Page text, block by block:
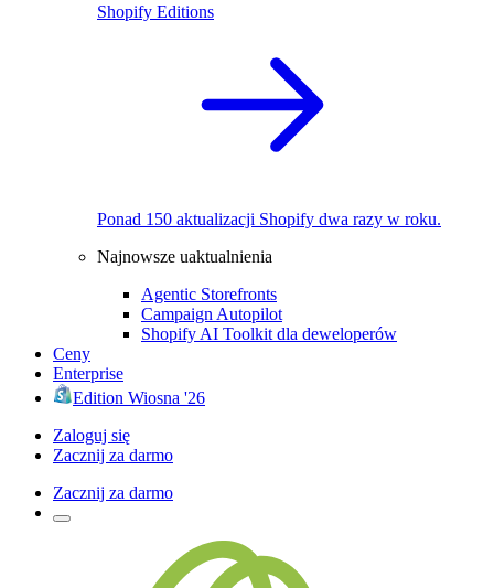
Shopify Editions
Ponad 150 aktualizacji Shopify dwa razy w roku.
Najnowsze uaktualnienia
Agentic Storefronts
Campaign Autopilot
Shopify AI Toolkit dla deweloperów
Ceny
Enterprise
Edition Wiosna '26
Zaloguj się
Zacznij za darmo
Zacznij za darmo